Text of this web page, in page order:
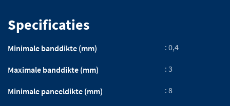
Specificaties
Minimale banddikte (mm) : 0,4
Maximale banddikte (mm) : 3
Minimale paneeldikte (mm) : 8